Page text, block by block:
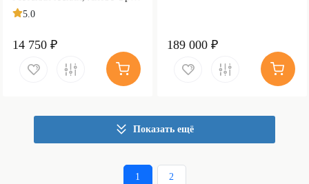
Золочение клинка гарды и
5.0
14 750 ₽ 189 000 ₽
Показать ещё
1 2